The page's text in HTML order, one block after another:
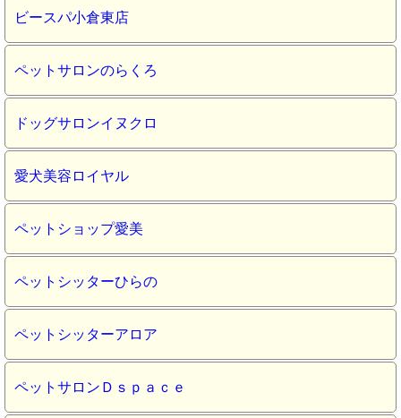
ビースパ小倉東店
ペットサロンのらくろ
ドッグサロンイヌクロ
愛犬美容ロイヤル
ペットショップ愛美
ペットシッターひらの
ペットシッターアロア
ペットサロンＤｓｐａｃｅ